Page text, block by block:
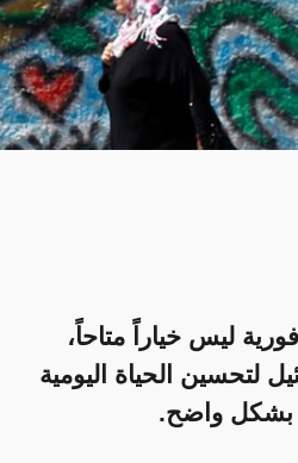
ليس خياراً متاحاً،
لتحسين الحياة اليومية
بشكل واضح.